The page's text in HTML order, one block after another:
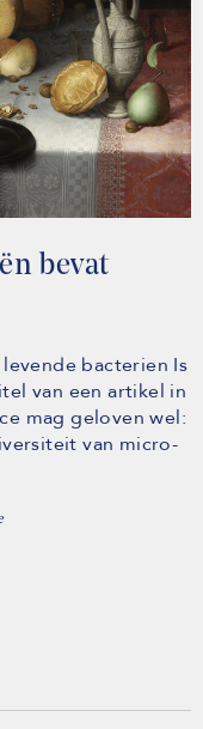
bevat
bacterien Is
van een artikel in
mag geloven wel:
van micro-